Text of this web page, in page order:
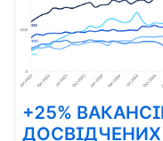
+25%
ДОСВІДЧЕНИХ